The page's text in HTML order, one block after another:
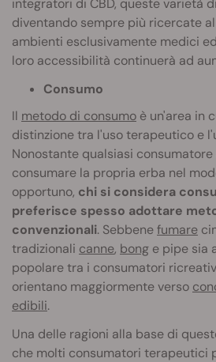
integratori di CBD, queste varietà
diventando sempre più ricercate
ambienti esclusivamente medici
loro accessibilità continuerà ad
Consumo
Il metodo di consumo è un'area in
distinzione tra l'uso terapeutico e
Nonostante qualsiasi
consumare la propria erba nel
opportuno, chi si considera
preferisce spesso adottare
convenzionali. Sebbenefumare
tradizionali canne, bong e pipe sia
popolare tra i consumatori
orientano maggiormente verso
edibili.
Una delle ragioni alla base di
che molti consumatori terapeutici